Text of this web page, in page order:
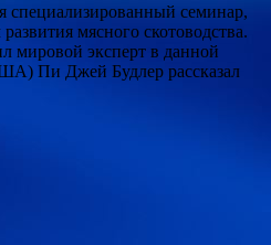
специализированный семинар,
мясного скотоводства.
мировой эксперт в данной
Пи Джей Будлер рассказал